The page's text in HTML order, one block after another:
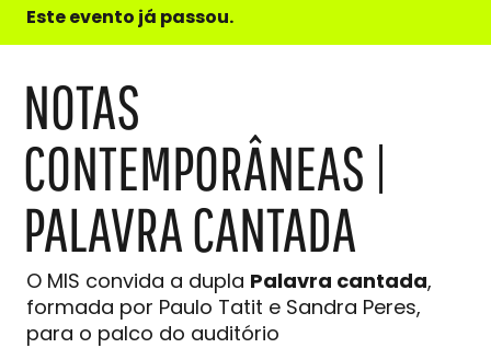
do
Este evento já passou.
NOTAS
CONTEMPORÂNEAS |
PALAVRA CANTADA
O MIS convida a dupla Palavra cantada,
formada por Paulo Tatit e Sandra Peres,
para o palco do auditório